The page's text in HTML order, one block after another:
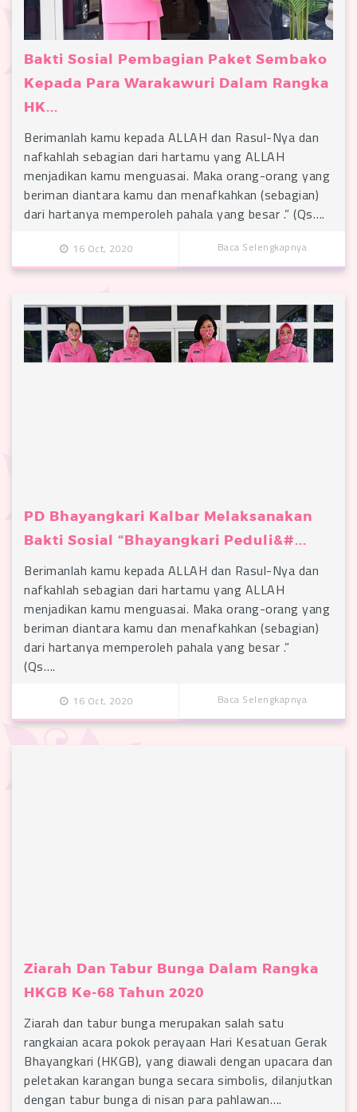
Bakti Sosial Pembagian Paket Sembako
Kepada Para Warakawuri Dalam Rangka
HK...
Berimanlah kamu kepada ALLAH dan Rasul-Nya dan
nafkahlah sebagian dari hartamu yang ALLAH
menjadikan kamu menguasai. Maka orang-orang yang
beriman diantara kamu dan menafkahkan (sebagian)
dari hartanya memperoleh pahala yang besar .” (Qs….
16 Oct, 2020 Baca Selengkapnya
PD Bhayangkari Kalbar Melaksanakan
Bakti Sosial “Bhayangkari Peduli&#...
Berimanlah kamu kepada ALLAH dan Rasul-Nya dan
nafkahlah sebagian dari hartamu yang ALLAH
menjadikan kamu menguasai. Maka orang-orang yang
beriman diantara kamu dan menafkahkan (sebagian)
dari hartanya memperoleh pahala yang besar .”
(Qs….
16 Oct, 2020 Baca Selengkapnya
Ziarah Dan Tabur Bunga Dalam Rangka
HKGB Ke-68 Tahun 2020
Ziarah dan tabur bunga merupakan salah satu
rangkaian acara pokok perayaan Hari Kesatuan Gerak
Bhayangkari (HKGB), yang diawali dengan upacara dan
peletakan karangan bunga secara simbolis, dilanjutkan
dengan tabur bunga di nisan para pahlawan….